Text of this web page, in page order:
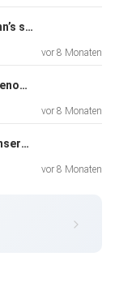
135 - Wie bleibst du dran, auch wenn’s schwer ist?
vor 8 Monaten
134 - Wie du als TEDx Speaker:in genommen wirst – und was wirklich zählt
vor 8 Monaten
133 - TED-Talk Premiere: Killt KI unsere Persönlichkeit?
vor 8 Monaten